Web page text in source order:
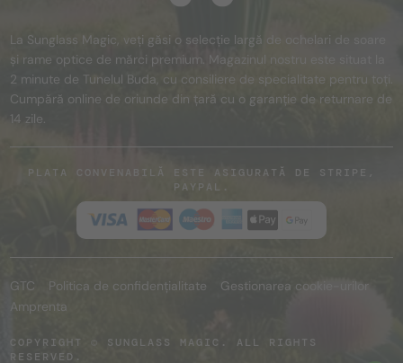
La Sunglass Magic, veți găsi o selecție largă de ochelari de soare
și rame optice de mărci premium. Magazinul nostru este situat la
2 minute de Tunelul Buda, cu consiliere de specialitate pentru toți.
Cumpără online de oriunde din țară cu o garanție de returnare de
14 zile.
PLATA CONVENABILĂ ESTE ASIGURATĂ DE STRIPE,
PAYPAL.
GTC Politica de confidențialitate
Gestionarea cookie-urilor
Amprenta
COPYRIGHT © SUNGLASS MAGIC. ALL RIGHTS
RESERVED.